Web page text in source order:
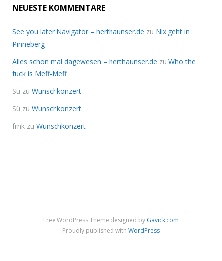
NEUESTE KOMMENTARE
See you later Navigator – herthaunser.de zu Nix geht in
Pinneberg
Alles schon mal dagewesen – herthaunser.de zu Who the
fuck is Meff-Meff
Sü zu Wunschkonzert
Sü zu Wunschkonzert
frnk zu Wunschkonzert
Free WordPress Theme designed by Gavick.com
Proudly published with WordPress